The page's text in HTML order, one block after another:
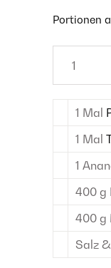
Portionen
1 Mal
1 Mal
1
400 g
400 g
Salz